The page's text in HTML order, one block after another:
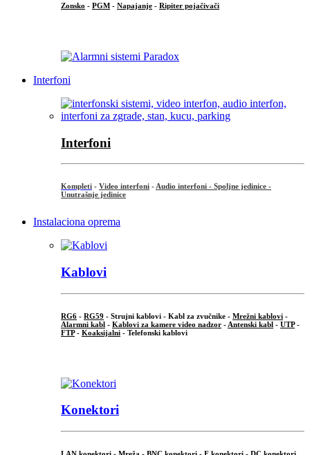
Zonsko - PGM - Napajanje - Ripiter pojačivači
Interfoni
Interfoni
Kompleti - Video interfoni - Audio interfoni - Spoljne jedinice -
Unutrašnje jedinice
Instalaciona oprema
Kablovi
RG6 - RG59 - Strujni kablovi - Kabl za zvučnike - Mrežni kablovi -
Alarmni kabl - Kablovi za kamere video nadzor - Antenski kabl - UTP-
FTP- Koaksijalni - Telefonski kablovi
Konektori